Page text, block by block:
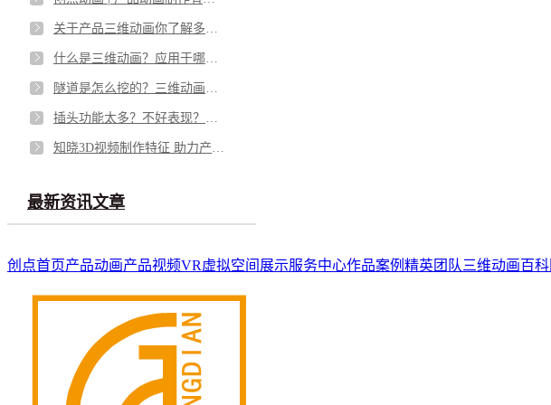
最新资讯文章
创点首页产品动画产品视频VR虚拟空间展示服务中心作品案例 精英团队 三维动画百科